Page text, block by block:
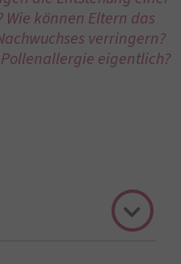
können Eltern das
verringern?
eigentlich?